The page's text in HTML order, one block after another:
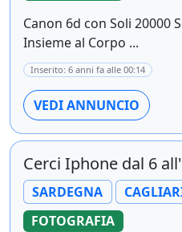
Canon 6d con Soli 20000
Insieme al Corpo ...
Inserito: 6 anni fa alle 00:14
VEDI ANNUNCIO
Cerci Iphone dal 6
SARDEGNA
FOTOGRAFIA